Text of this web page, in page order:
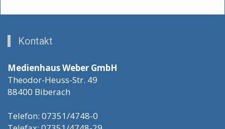
Kontakt
Medienhaus Weber GmbH
Theodor-Heuss-Str. 49
88400 Biberach
Telefon: 07351/4748-0